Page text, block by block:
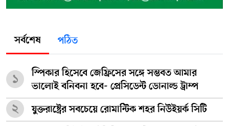
সর্বশেষ পঠিত
১
স্পিকার হিসেবে জেফ্রিসের সঙ্গে সম্ভবত আমার
ভালোই বনিবনা হবে- প্রেসিডেন্ট ডোনাল্ড ট্রাম্প
২ যুক্তরাষ্ট্রের সবচেয়ে রোমান্টিক শহর নিউইয়র্ক সিটি